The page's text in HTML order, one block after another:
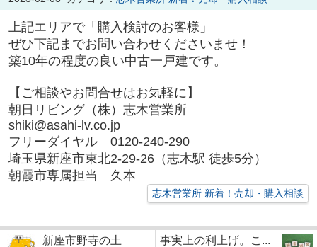
上記エリアで「購入検討のお客様」
ぜひ下記までお問い合わせくださいませ！
築10年の程度の良い中古一戸建です。
【ご相談やお問合せはお気軽に】
朝日リビング（株）志木営業所
shiki@asahi-lv.co.jp
フリーダイヤル 0120-240-290
埼玉県新座市東北2-29-26（志木駅 徒歩5分）
朝霞市専属担当 久本
志木営業所 新着！売却・購入相談
新座市野寺の土
事実上の利上げ。こ...